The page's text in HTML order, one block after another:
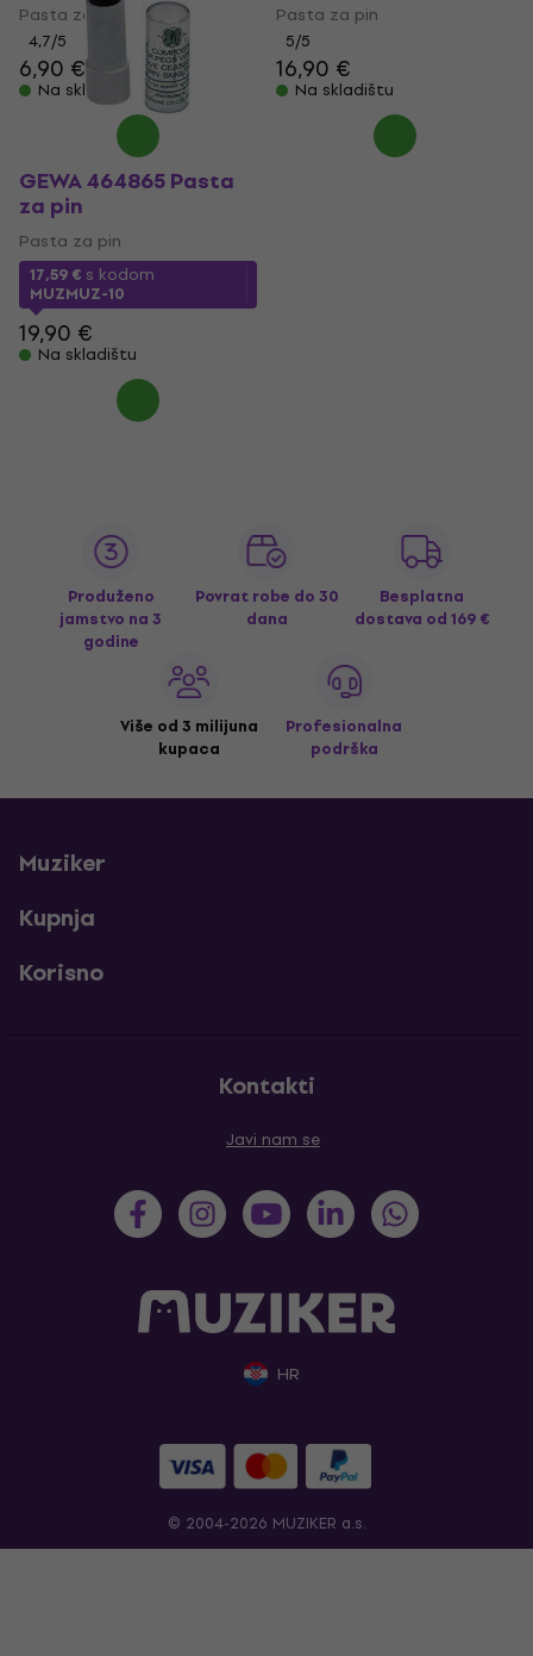
Pasta za pin
4,7/5
6,90 €
Na skladištu
Pasta za pin
5/5
16,90 €
Na skladištu
GEWA 464865 Pasta
za pin
Pasta za pin
17,59 € s kodom
MUZMUZ-10
19,90 €
Na skladištu
Produženo
jamstvo na 3
godine
Povrat robe do 30
dana
Besplatna
dostava od 169 €
Više od 3 milijuna
kupaca
Profesionalna
podrška
Muziker
Kupnja
Korisno
Kontakti
Javi nam se
HR
© 2004-2026 MUZIKER a.s.